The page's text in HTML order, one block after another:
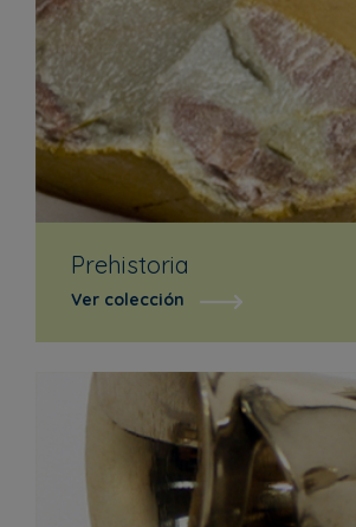
Prehistoria
Ver colección